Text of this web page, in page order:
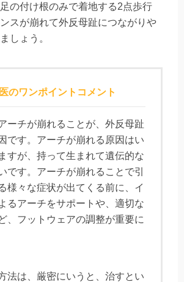
の付け根のみで着地する2点歩行
スが崩れて外反母趾につながりや
しょう。
のワンポイントコメント
ーチが崩れることが、外反母趾
です。アーチが崩れる原因はい
すが、持って生まれて遺伝的な
です。アーチが崩れることで引
様々な症状が出てくる前に、イ
るアーチをサポートや、適切な
、フットウェアの調整が重要に
法は、厳密にいうと、治すとい